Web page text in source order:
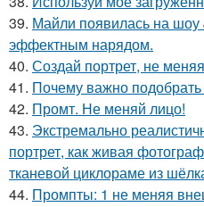
39. Майли появилась на шоу
эффектным нарядом.
40. Создай портрет, не
41. Почему важно
42. Промт. Не меняй лицо!
43. Экстремально
портрет, как живая
тканевой циклораме из
44. Промпты: 1 не меняя